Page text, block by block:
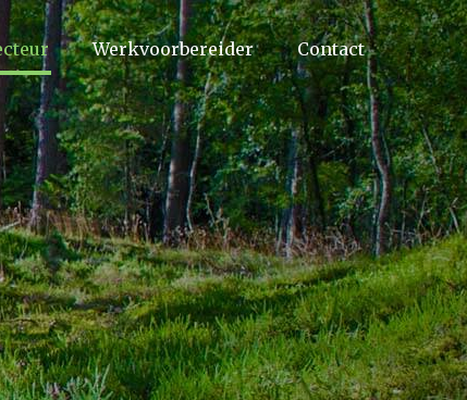
Werkvoorbereider Contact